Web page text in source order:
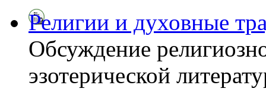
Религии и духовные
Обсуждение
эзотерической